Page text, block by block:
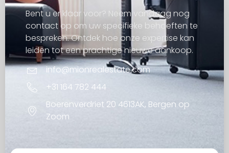
Bent u er klaar voor? Neem vandaag nog
contact op om uw specifieke behoeften te
bespreken. Ontdek hoe onze expertise kan
leiden tot een prachtige nieuwe aankoop.
info@mionrealestate.com
+31 164 782 444
Boerenverdriet 20 4613AK, Bergen op
Zoom